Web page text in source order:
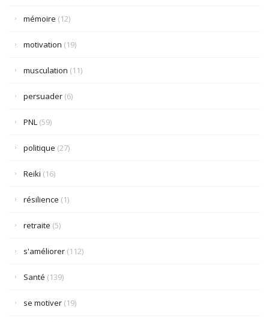
mémoire (12)
motivation (19)
musculation (11)
persuader (6)
PNL (59)
politique (27)
Reiki (16)
résilience (1)
retraite (5)
s'améliorer (112)
Santé (139)
se motiver (19)